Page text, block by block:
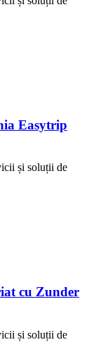
Easytrip
și soluții de
cu Zunder
și soluții de